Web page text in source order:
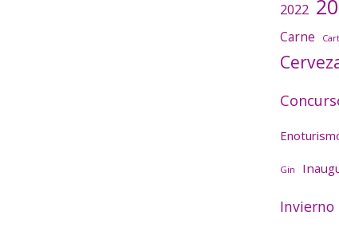
2022
Carne
Gin
Invierno